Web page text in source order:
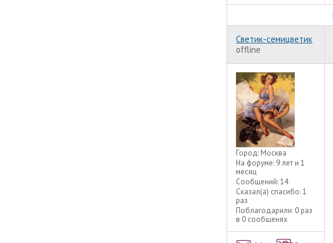
Светик-семицветик
offline
Город: Москва
На форуме: 9 лет и 1
месяц
Сообщений:14
Сказал(а) спасибо:1
раз
Поблагодарили: 0 раз
в 0 сообщенях